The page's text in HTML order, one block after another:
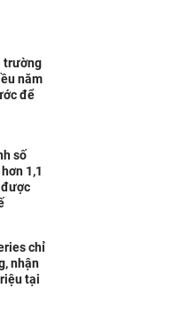
trường
năm
để
số
1,1
chỉ
nhận
tại